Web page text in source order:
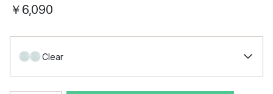
￥6,090
Clear